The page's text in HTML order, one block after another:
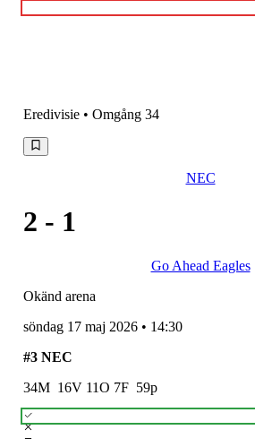
Eredivisie • Omgång 34
NEC
2 - 1
Go Ahead Eagles
Okänd arena
söndag 17 maj 2026 • 14:30
#3 NEC
34M 16V 11O 7F 59p